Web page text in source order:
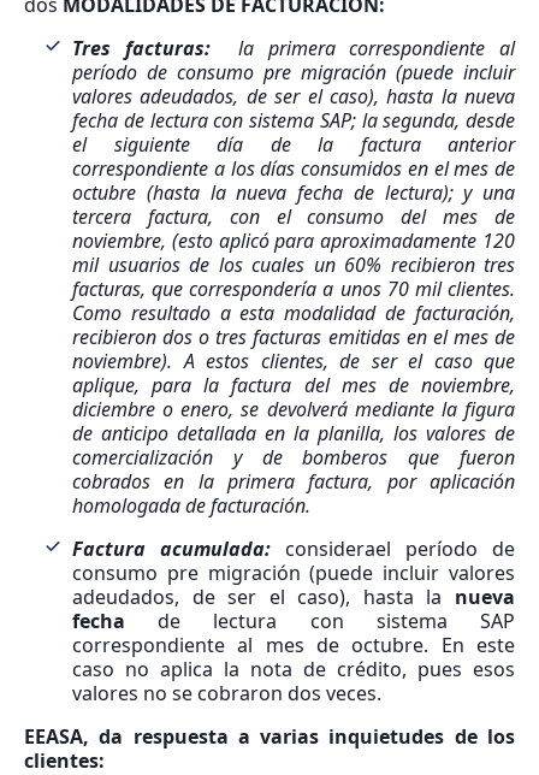
Tres facturas:
la primera correspondiente al
período de consumo pre migración (puede incluir
valores adeudados, de ser el caso), hasta la nueva
fecha de lectura con sistema SAP; la segunda, desde
el siguiente día de la factura anterior
correspondiente a los días consumidos en el mes de
octubre (hasta la nueva fecha de lectura); y una
tercera factura, con el consumo del mes de
noviembre, (esto aplicó para aproximadamente 120
mil usuarios de los cuales un 60% recibieron tres
facturas, que correspondería a unos 70 mil clientes.
Como resultado a esta modalidad de facturación,
recibieron dos o tres facturas emitidas en el mes de
noviembre). A estos clientes, de ser el caso que
aplique, para la factura del mes de noviembre,
diciembre o enero, se devolverá mediante la figura
de anticipo detallada en la planilla, los valores de
comercialización y de bomberos que fueron
cobrados en la primera factura, por aplicación
homologada de facturación.
Factura acumulada: considerael período de
consumo pre migración (puede incluir valores
adeudados, de ser el caso), hasta la nueva
fecha de lectura con sistema SAP
correspondiente al mes de octubre. En este
caso no aplica la nota de crédito, pues esos
valores no se cobraron dos veces.
EEASA, da respuesta a varias inquietudes de los
clientes: